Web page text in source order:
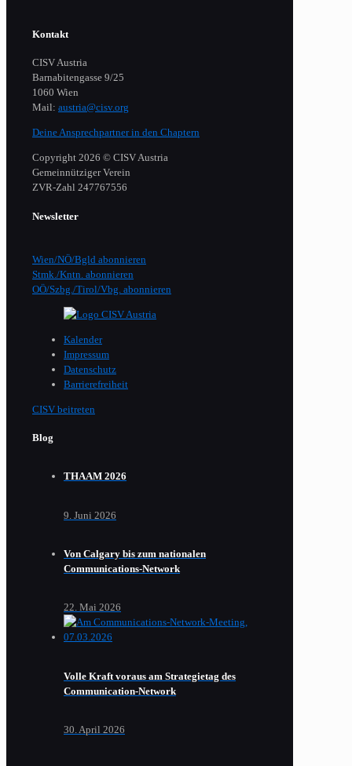
Kontakt
CISV Austria
Barnabitengasse 9/25
1060 Wien
Mail: austria@cisv.org
Deine Ansprechpartner in den Chaptern
Copyright 2026 © CISV Austria
Gemeinnütziger Verein
​ZVR-Zahl 247767556
Newsletter
Wien/NÖ/Bgld abonnieren
Stmk./Kntn. abonnieren
OÖ/Szbg./Tirol/Vbg. abonnieren
Kalender
Impressum
Datenschutz
Barrierefreiheit
CISV beitreten
Blog
THAAM 2026
9. Juni 2026
Von Calgary bis zum nationalen
Communications-Network
22. Mai 2026
Volle Kraft voraus am Strategietag des
Communication-Network
30. April 2026